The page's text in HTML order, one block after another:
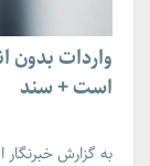
واردات بدون
است + سند
به گزارش خبرنگار